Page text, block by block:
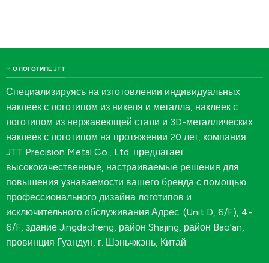
О ЛОГОТИПЕ JTT
Специализируясь на изготовлении индивидуальных
наклеек с логотипом из никеля и металла, наклеек с
логотипом из нержавеющей стали и 3D-металлических
наклеек с логотипом на протяжении 20 лет, компания
JTT Precision Metal Co., Ltd. предлагает
высококачественные, настраиваемые решения для
повышения узнаваемости вашего бренда с помощью
профессионального дизайна логотипов и
исключительного обслуживания.Адрес: (Unit D, 6/F), 4-
6/F, здание Jingdacheng, район Shajing, район Bao’an,
провинция Гуандун, г. Шэньчжэнь, Китай